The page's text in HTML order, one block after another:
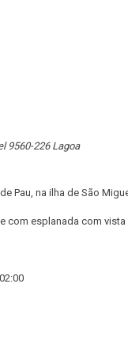
9560-226 Lagoa
Pau, na ilha de São
com esplanada com vista